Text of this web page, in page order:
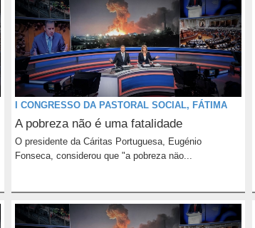
I CONGRESSO DA PASTORAL SOCIAL, FÁTIMA
A pobreza não é uma fatalidade
O presidente da Cáritas Portuguesa, Eugénio
Fonseca, considerou que "a pobreza näo...